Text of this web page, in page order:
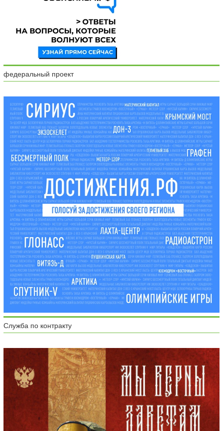
федеральный проект
Служба по контракту